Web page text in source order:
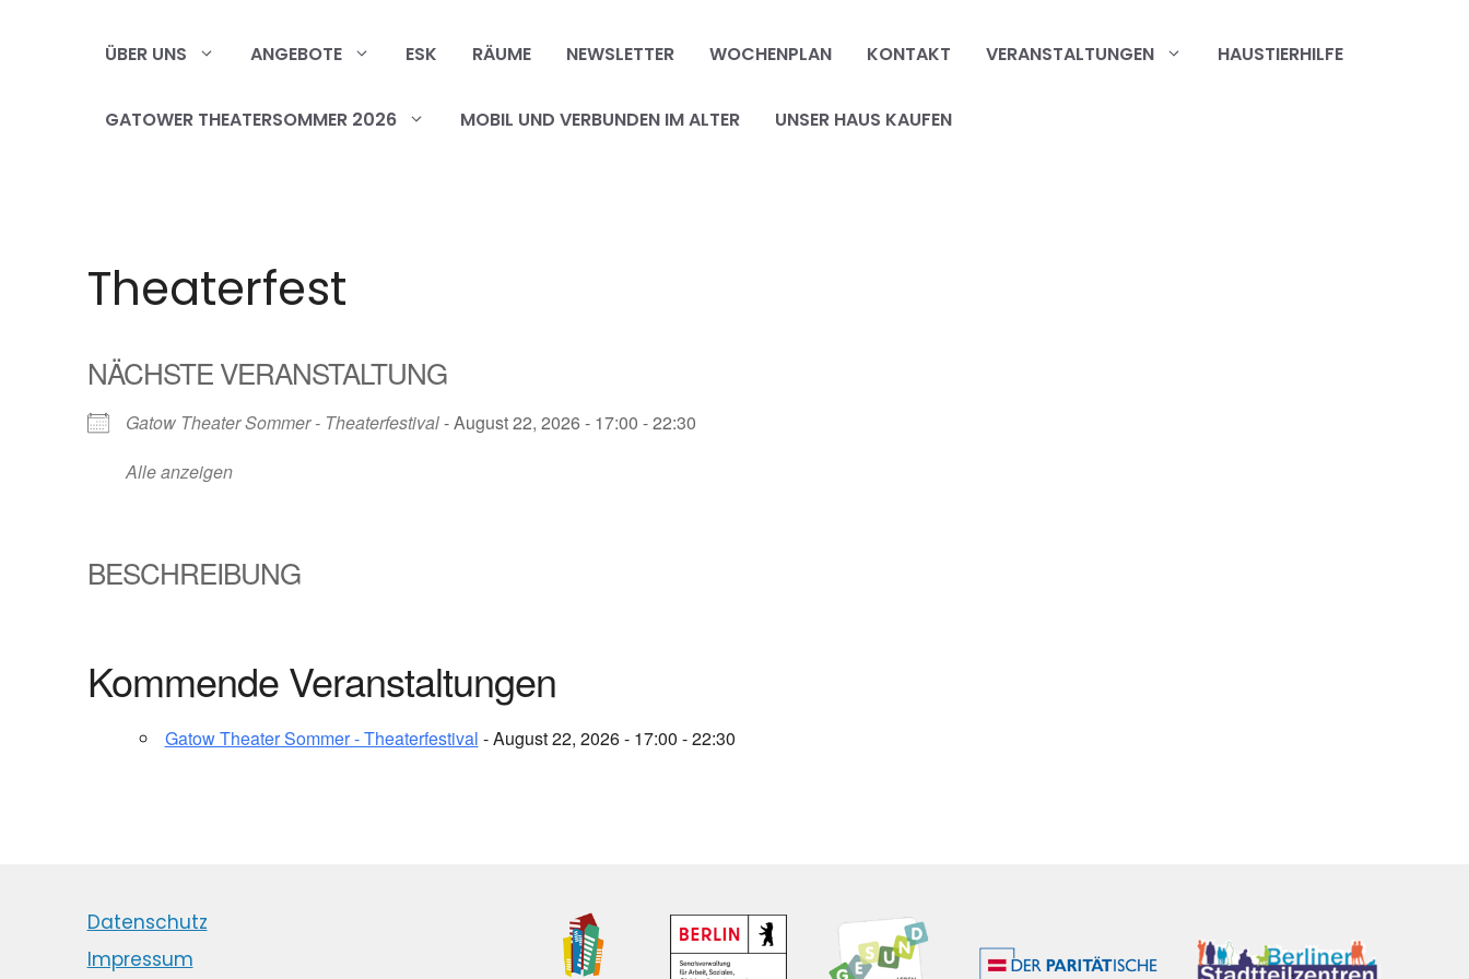
ÜBER UNS ANGEBOTE ESK RÄUME NEWSLETTER WOCHENPLAN KONTAKT VERANSTALTUNGEN HAUSTIERHILFE
GATOWER THEATERSOMMER 2026 MOBIL UND VERBUNDEN IM ALTER UNSER HAUS KAUFEN
Theaterfest
NÄCHSTE VERANSTALTUNG
Gatow Theater Sommer - Theaterfestival- August 22, 2026 - 17:00 - 22:30
Alle anzeigen
BESCHREIBUNG
Kommende Veranstaltungen
Gatow Theater Sommer - Theaterfestival - August 22, 2026 - 17:00 - 22:30
Datenschutz
Impressum